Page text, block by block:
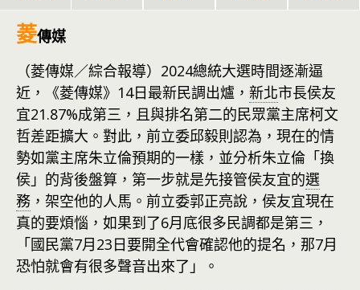
菱傳媒
（菱傳媒／綜合報導）2024總統大選時間逐漸逼
近，《菱傳媒》14日最新民調出爐， 新北市長侯友
宜21.87%成第三，且與排名第二的民眾黨主席柯文
哲差距擴大。對此，前立委邱毅則認為，現在的情
勢如黨主席朱立倫預期的一樣，並分析朱立倫「換
侯」的背後盤算，第一步就是先接管侯友宜的選
務 ，架空他的人馬。前立委郭正亮說，侯友宜現在
真的要煩惱，如果到了6月底很多民調都是第三，
「國民黨7月23日要開全代會確認他的提名，那7月
恐怕就會有很多聲音出來了」。